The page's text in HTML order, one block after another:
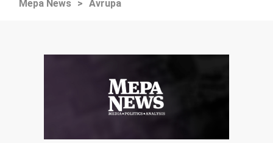
Mepa News > Avrupa